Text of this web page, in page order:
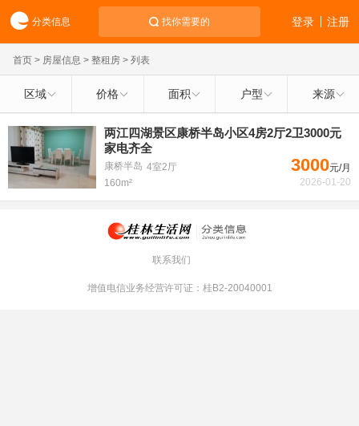
分类信息 找你需要的 注册
登录
首页 > 房屋信息 > 整租房 > 列表
区域 价格 面积 户型 来源
两江四湖景区康桥半岛小区4房2厅2卫3000元
家电齐全
康桥半岛 4室2厅
160m²
3000元/月
2026-01-20
联系我们
增值电信业务经营许可证：桂B2-20040001